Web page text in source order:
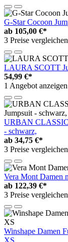
G-Star Cocoon
ab 105,00 €*
3 Preise vergleichen
LAURA SCOTT
54,99 €*
1 Angebot anzeigen
URBAN
- schwarz,
ab 34,75 €*
3 Preise vergleichen
Vera Mont Damen
ab 122,39 €*
3 Preise vergleichen
Winshape Damen
XS